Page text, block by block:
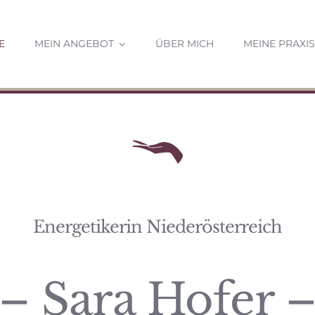
MEIN ANGEBOT ÜBER MICH MEINE PRAXIS
Energetikerin Niederösterreich
– Sara Hofer